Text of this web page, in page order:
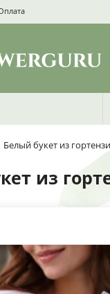
Белый букет из
из